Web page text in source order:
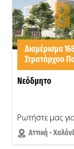
Διαμέρισμα
Στρατάρχου
Νεόδμητο
Ρωτήστε μας
Αττική -